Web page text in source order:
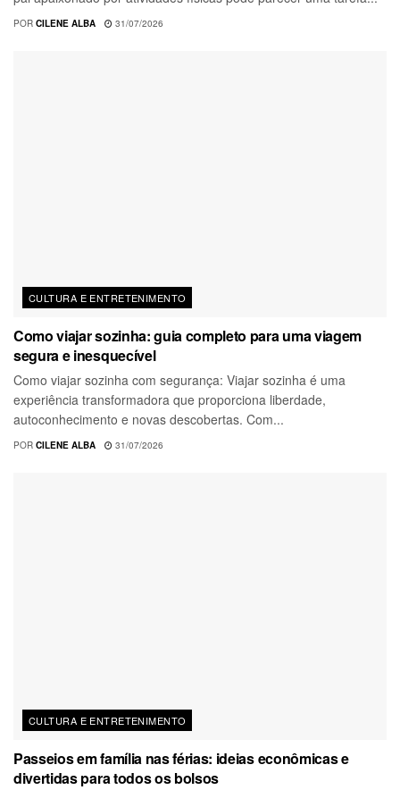
POR CILENE ALBA 31/07/2026
CULTURA E ENTRETENIMENTO
Como viajar sozinha: guia completo para uma viagem
segura e inesquecível
Como viajar sozinha com segurança: Viajar sozinha é uma
experiência transformadora que proporciona liberdade,
autoconhecimento e novas descobertas. Com...
POR CILENE ALBA 31/07/2026
CULTURA E ENTRETENIMENTO
Passeios em família nas férias: ideias econômicas e
divertidas para todos os bolsos